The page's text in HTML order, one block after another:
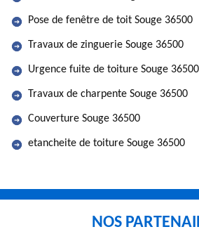
Pose de fenêtre de toit Souge 36500
Travaux de zinguerie Souge 36500
Urgence fuite de toiture Souge 36500
Travaux de charpente Souge 36500
Couverture Souge 36500
etancheite de toiture Souge 36500
NOS